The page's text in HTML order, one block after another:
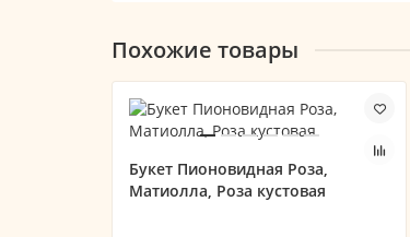
Похожие товары
Букет Пионовидная Роза,
Матиолла, Роза кустовая